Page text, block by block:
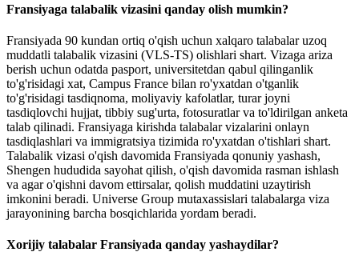
Fransiyaga talabalik vizasini qanday olish mumkin?
Fransiyada 90 kundan ortiq o'qish uchun xalqaro talabalar uzoq
muddatli talabalik vizasini (VLS-TS) olishlari shart. Vizaga ariza
berish uchun odatda pasport, universitetdan qabul qilinganlik
to'g'risidagi xat, Campus France bilan ro'yxatdan o'tganlik
to'g'risidagi tasdiqnoma, moliyaviy kafolatlar, turar joyni
tasdiqlovchi hujjat, tibbiy sug'urta, fotosuratlar va to'ldirilgan anketa
talab qilinadi. Fransiyaga kirishda talabalar vizalarini onlayn
tasdiqlashlari va immigratsiya tizimida ro'yxatdan o'tishlari shart.
Talabalik vizasi o'qish davomida Fransiyada qonuniy yashash,
Shengen hududida sayohat qilish, o'qish davomida rasman ishlash
va agar o'qishni davom ettirsalar, qolish muddatini uzaytirish
imkonini beradi. Universe Group mutaxassislari talabalarga viza
jarayonining barcha bosqichlarida yordam beradi.
Xorijiy talabalar Fransiyada qanday yashaydilar?